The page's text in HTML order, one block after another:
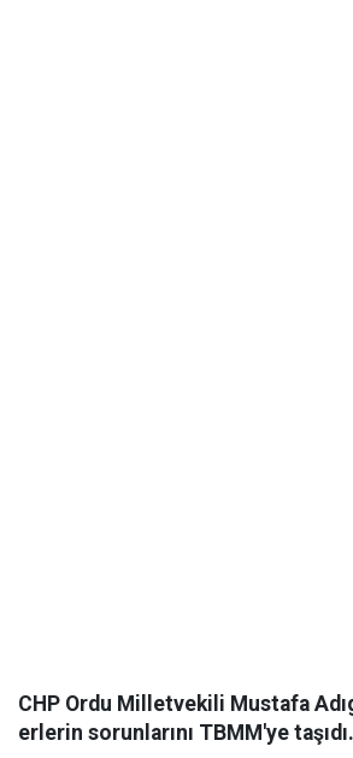
CHP Ordu Milletvekili Mustafa
erlerin sorunlarını TBMM'ye taşıdı.